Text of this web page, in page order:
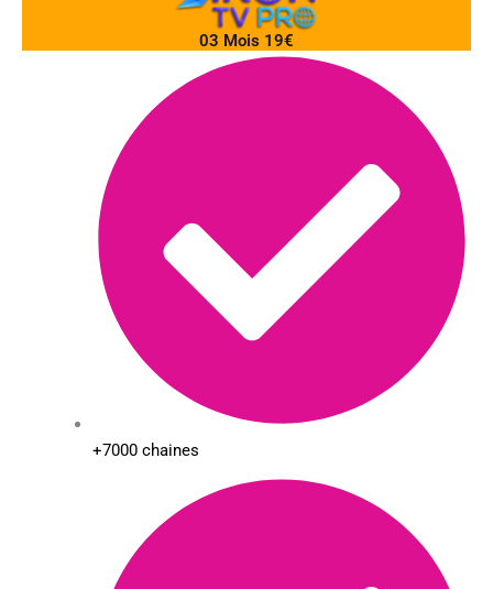
03 Mois 19€
+7000 chaines